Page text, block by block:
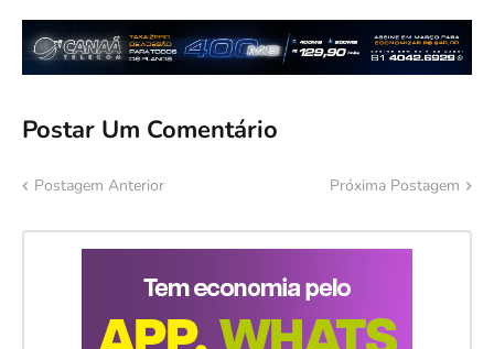
Postar Um Comentário
Postagem Anterior Próxima Postagem